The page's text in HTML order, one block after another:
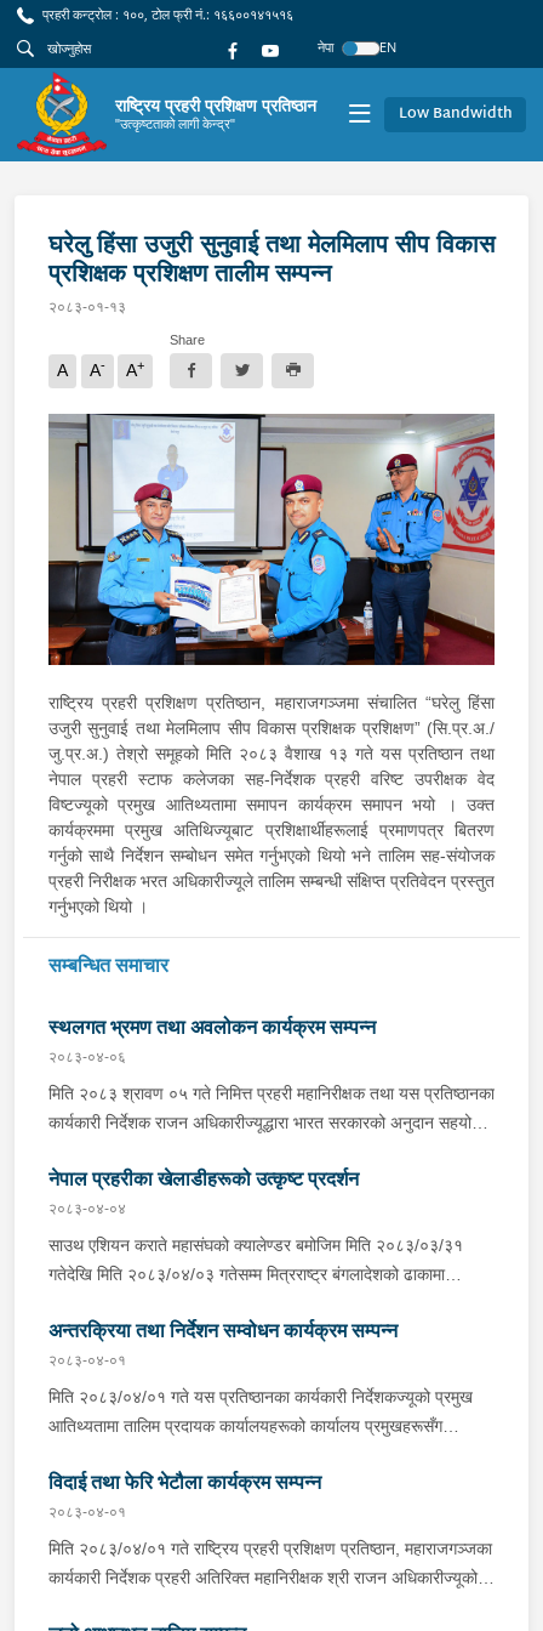
प्रहरी कन्ट्रोल : १००, टोल फ्री नं.: १६६००१४१५१६
नेपा
EN
राष्ट्रिय प्रहरी प्रशिक्षण प्रतिष्ठान
"उत्कृष्टताको लागी केन्द्र" Low Bandwidth
घरेलु हिंसा उजुरी सुनुवाई तथा मेलमिलाप सीप विकास
प्रशिक्षक प्रशिक्षण तालीम सम्पन्न
२०८३-०१-१३
A A- A+
Share
राष्ट्रिय प्रहरी प्रशिक्षण प्रतिष्ठान, महाराजगञ्जमा संचालित “घरेलु हिंसा
उजुरी सुनुवाई तथा मेलमिलाप सीप विकास प्रशिक्षक प्रशिक्षण” (सि.प्र.अ./
जु.प्र.अ.) तेश्रो समूहको मिति २०८३ वैशाख १३ गते यस प्रतिष्ठान तथा
नेपाल प्रहरी स्टाफ कलेजका सह-निर्देशक प्रहरी वरिष्ट उपरीक्षक वेद
विष्टज्यूको प्रमुख आतिथ्यतामा समापन कार्यक्रम समापन भयो । उक्त
कार्यक्रममा प्रमुख अतिथिज्यूबाट प्रशिक्षार्थीहरूलाई प्रमाणपत्र बितरण
गर्नुको साथै निर्देशन सम्बोधन समेत गर्नुभएको थियो भने तालिम सह-संयोजक
प्रहरी निरीक्षक भरत अधिकारीज्यूले तालिम सम्बन्धी संक्षिप्त प्रतिवेदन प्रस्तुत
गर्नुभएको थियो ।
सम्बन्धित समाचार
स्थलगत भ्रमण तथा अवलोकन कार्यक्रम सम्पन्न
२०८३-०४-०६
मिति २०८३ श्रावण ०५ गते निमित्त प्रहरी महानिरीक्षक तथा यस प्रतिष्ठानका
कार्यकारी निर्देशक राजन अधिकारीज्यूद्धारा भारत सरकारको अनुदान सहयोगमा
हुँदै गरेको राष्ट्रिय प्रहरी प्रशिक्षण प्रतिष्ठान परियोजनाको स्थलगत भ्रमण
तथा अवलोकन कार्यक्रम सम्पन्न भएको छ । उक्त कार्यक्रममा प्रहरी नायव
महानिरीक्षक ई. रामकुमार चौधरीज्यू, प्रहरी वरिष्ठ उपरीक्षक आ. हरि
डङ्गोलज्यू, भारतीय राजदुतावासका प्रतिनिधिज्यूहरू, परियोजनाका भारतीय
ईन्जिनियरहरू, निर्माण व्यवसायी ACIL-RCPL JV का प्राविधिक तथा
प्रतिनिधीहरूको उपस्थिति रहेको थियो ।
नेपाल प्रहरीका खेलाडीहरूको उत्कृष्ट प्रदर्शन
२०८३-०४-०४
साउथ एशियन कराते महासंघको क्यालेण्डर बमोजिम मिति २०८३/०३/३१
गतेदेखि मिति २०८३/०४/०३ गतेसम्म मित्रराष्ट्र बंगलादेशको ढाकामा
राष्ट्रको प्रतिनिधित्व गरी ७ स्वर्ण, ३ रजत र ३ कास्य गरी कुल १३ पदक
हासिल गर्न सफल नेपाल प्रहरीका कराते खेलाडीहरू लगायत नेपाल कराते
टिमका सम्पूर्ण खेलाडी तथा अफिसियलहरूलाई विभिन्न निकायले बधाई तथा
शुभकामना व्यक्त गरेका छन् ।
अन्तरक्रिया तथा निर्देशन सम्वोधन कार्यक्रम सम्पन्न
२०८३-०४-०१
मिति २०८३/०४/०१ गते यस प्रतिष्ठानका कार्यकारी निर्देशकज्यूको प्रमुख
आतिथ्यतामा तालिम प्रदायक कार्यालयहरूको कार्यालय प्रमुखहरूसँग
तथा निर्देशन सम्वोधन कार्यक्रम सम्पन्न भयो ।
विदाई तथा फेरि भेटौला कार्यक्रम सम्पन्न
२०८३-०४-०१
मिति २०८३/०४/०१ गते राष्ट्रिय प्रहरी प्रशिक्षण प्रतिष्ठान, महाराजगञ्जका
कार्यकारी निर्देशक प्रहरी अतिरिक्त महानिरीक्षक श्री राजन अधिकारीज्यूको